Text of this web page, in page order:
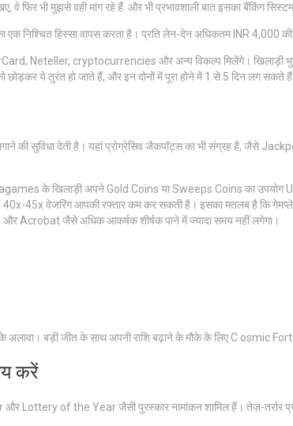
फिर भी मुझसे वही मांग रहे हैं. और भी प्रभावशाली बात इसका बैंकिंग
एक निश्चित हिस्सा वापस करता है। प्रति लेन-देन अधिकतम INR 4,000
Neteller, cryptocurrencies और अन्य विकल्प मिलेंगे। खिलाड़ी
ये तुरंत हो जाते हैं, और इन दोनों में पूरा होने में 1 से 5 दिन लग सकते
की सुविधा देती है। यहां प्रोग्रेसिव जैकपॉट्स का भी संग्रह है, जैसे
के खिलाड़ी अपने Gold Coins या Sweeps Coins का
40x-45x वेजरिंग आपकी रफ्तार कम कर सकती है। इसका मतलब है कि
Acrobat जैसे अधिक आकर्षक शीर्षक पाने में ज्यादा समय नहीं लगेगा।
बड़ी जीत के साथ अपनी राशि बढ़ाने के मौके के लिए C osmic
करें
Lottery of the Year जैसी पुरस्कार नामांकन शामिल हैं। तेज़-तर्रार